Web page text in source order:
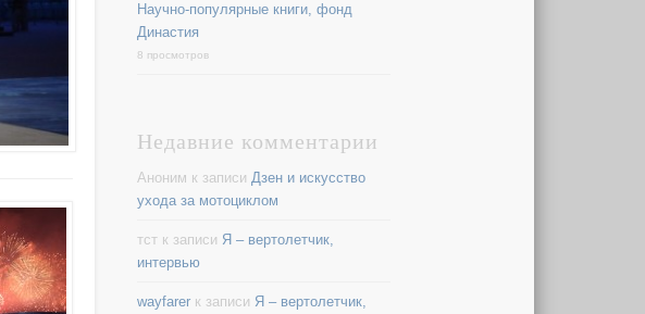
Научно-популярные книги, фонд
Династия
8 просмотров
Недавние комментарии
Аноним к записи Дзен и искусство
ухода за мотоциклом
тстк записи Я – вертолетчик,
интервью
wayfarerк записи Я – вертолетчик,